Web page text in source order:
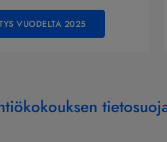
VUODELTA 2025